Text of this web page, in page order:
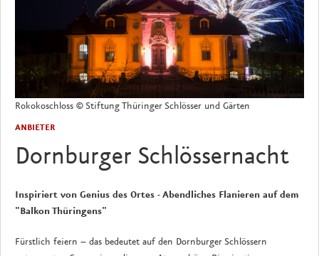
Rokokoschloss © Stiftung Thüringer Schlösser und Gärten
ANBIETER
Dornburger Schlössernacht
Inspiriert von Genius des Ortes - Abendliches Flanieren auf dem
"Balkon Thüringens"
Fürstlich feiern – das bedeutet auf den Dornburger Schlössern